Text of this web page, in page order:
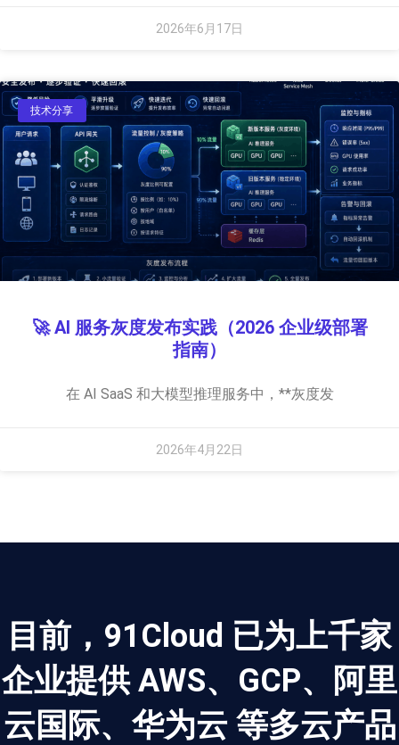
2026年6月17日
技术分享
🚀 AI 服务灰度发布实践（2026 企业级部署
指南）
在 AI SaaS 和大模型推理服务中，**灰度发
2026年4月22日
目前，91Cloud 已为上千家
企业提供 AWS、GCP、阿里
云国际、华为云 等多云产品